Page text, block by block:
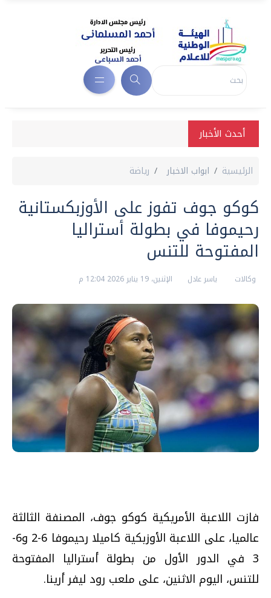
أحدث الأخبار
الرئيسية ابواب الاخبار رياضة
كوكو جوف تفوز على الأوزبكستانية
رحيموفا في بطولة أستراليا
المفتوحة للتنس
وكالات ياسر عادل الإثنين، 19 يناير 2026 12:04 م
فازت اللاعبة الأمريكية كوكو جوف، المصنفة الثالثة
عالميا، على اللاعبة الأوزبكية كاميلا رحيموفا 6-2 و6-
3 في الدور الأول من بطولة أستراليا المفتوحة
للتنس، اليوم الاثنين، على ملعب رود ليفر أرينا.